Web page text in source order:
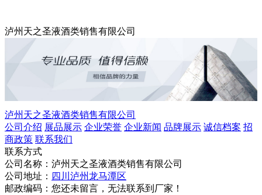
泸州天之圣液酒类销售有限公司
泸州天之圣液酒类销售有限公司
公司介绍 展品展示 企业荣誉 企业新闻 品牌展示 诚信档案 招
商政策 联系我们
联系方式
公司名称：泸州天之圣液酒类销售有限公司
公司地址： 四川泸州龙马潭区
邮政编码：您还未留言，无法联系到厂家！